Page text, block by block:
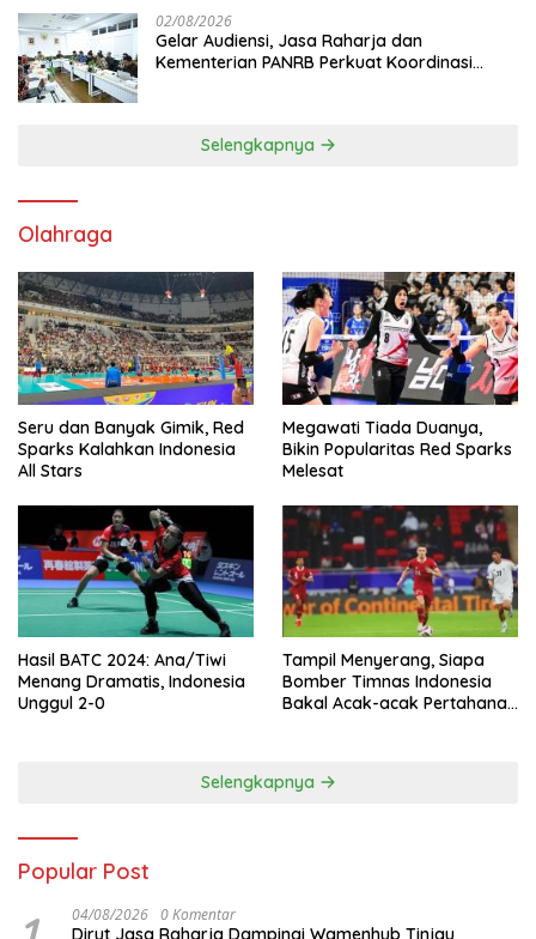
02/08/2026
Gelar Audiensi, Jasa Raharja dan
Kementerian PANRB Perkuat Koordinasi
Selengkapnya
Olahraga
Seru dan Banyak Gimik, Red
Sparks Kalahkan Indonesia
All Stars
Megawati Tiada Duanya,
Bikin Popularitas Red Sparks
Melesat
Hasil BATC 2024: Ana/Tiwi
Menang Dramatis, Indonesia
Unggul 2-0
Tampil Menyerang, Siapa
Bomber Timnas Indonesia
Bakal Acak-acak Pertahanan
Selengkapnya
Popular Post
04/08/2026 0 Komentar
Dirut Jasa Raharja Dampingi Wamenhub Tinjau